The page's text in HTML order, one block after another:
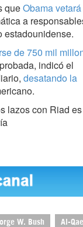
queObama
a
estadounidense.
de 750 mil
indicó el
desatando la
lazos con Riad es
W. Bush Al-